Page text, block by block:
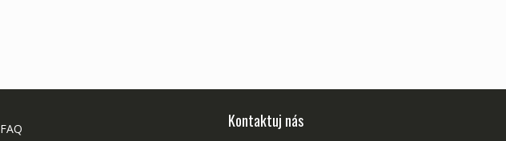
FAQ Kontaktuj nás